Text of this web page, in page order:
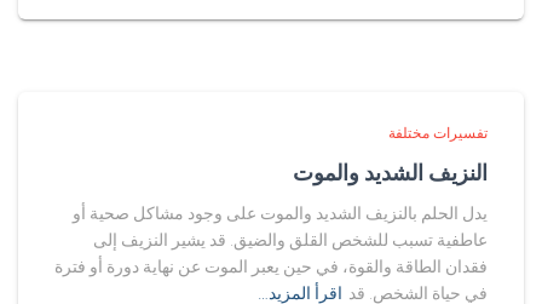
تفسيرات مختلفة
النزيف الشديد والموت
يدل الحلم بالنزيف الشديد والموت على وجود مشاكل صحية أو
عاطفية تسبب للشخص القلق والضيق. قد يشير النزيف إلى
فقدان الطاقة والقوة، في حين يعبر الموت عن نهاية دورة أو فترة
في حياة الشخص. قد اقرأ المزيد…